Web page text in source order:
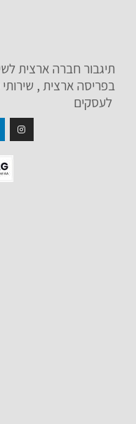
תיגבור חברה ארצית
בפריסה ארצית , שירותי